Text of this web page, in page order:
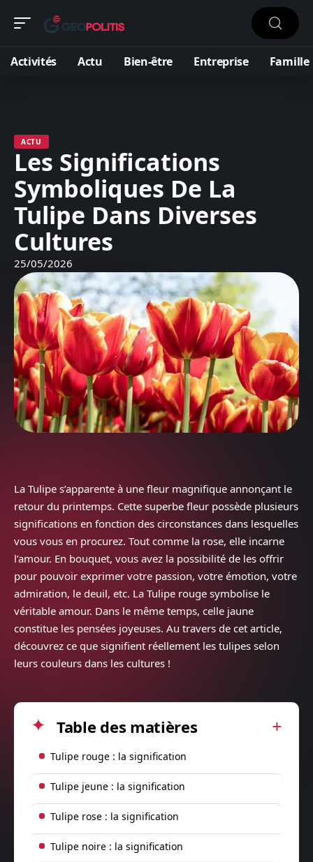
Activités Actu Bien-être Entreprise Famille
ACTU
Les Significations
Symboliques De La
Tulipe Dans Diverses
Cultures
25/05/2026
La Tulipe s’apparente à une fleur magnifique annonçant le
retour du printemps. Cette superbe fleur possède plusieurs
significations en fonction des circonstances dans lesquelles
vous vous en procurez. Tout comme la rose, elle incarne
l’amour. En bouquet, vous avez la possibilité de les offrir
pour pouvoir exprimer votre passion, votre émotion, votre
admiration, le deuil, etc. La Tulipe rouge symbolise le
véritable amour. Dans le même temps, celle jaune
constitue les pensées joyeuses. Au travers de cet article,
découvrez ce que signifient réellement les tulipes selon
leurs couleurs dans les cultures !
Table des matières
Tulipe rouge : la signification
Tulipe jeune : la signification
Tulipe rose : la signification
Tulipe noire : la signification